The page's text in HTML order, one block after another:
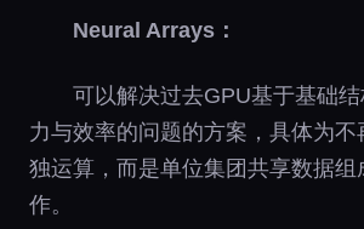
Neural Arrays：
可以解决过去GPU基于基础
力与效率的问题的方案，具体为
独运算，而是单位集团共享数据组
作。